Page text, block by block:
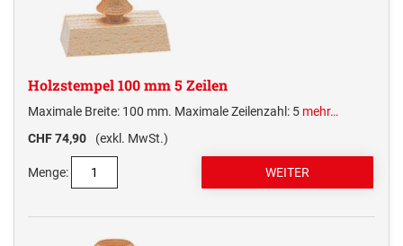
Holzstempel 100 mm 5 Zeilen
Maximale Breite: 100 mm. Maximale Zeilenzahl: 5 mehr…
CHF 74,90
(exkl. MwSt.)
Menge: